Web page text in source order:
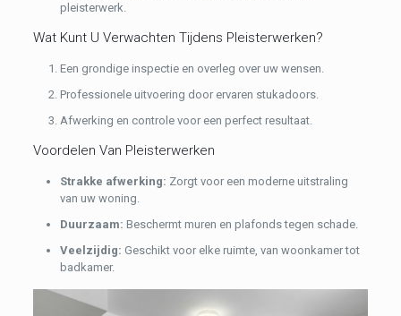
pleisterwerk.
Wat Kunt U Verwachten Tijdens Pleisterwerken?
Een grondige inspectie en overleg over uw wensen.
Professionele uitvoering door ervaren stukadoors.
Afwerking en controle voor een perfect resultaat.
Voordelen Van Pleisterwerken
Strakke afwerking: Zorgt voor een moderne uitstraling
van uw woning.
Duurzaam: Beschermt muren en plafonds tegen schade.
Veelzijdig: Geschikt voor elke ruimte, van woonkamer tot
badkamer.